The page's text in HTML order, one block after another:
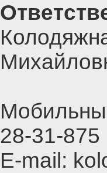
28-31-875
E-mail: